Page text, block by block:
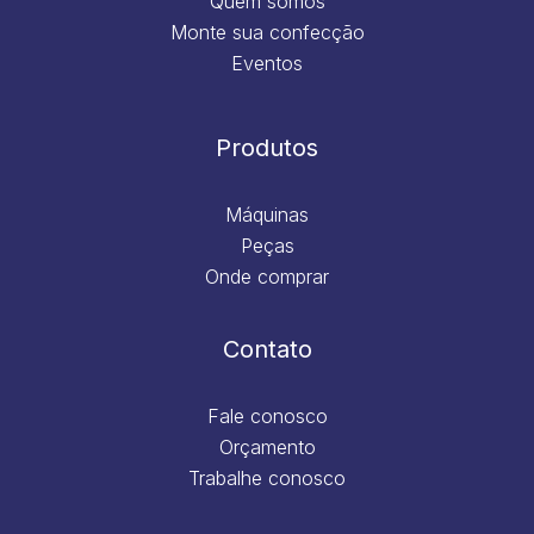
Monte sua confecção
Eventos
Produtos
Máquinas
Peças
Onde comprar
Contato
Fale conosco
Orçamento
Trabalhe conosco